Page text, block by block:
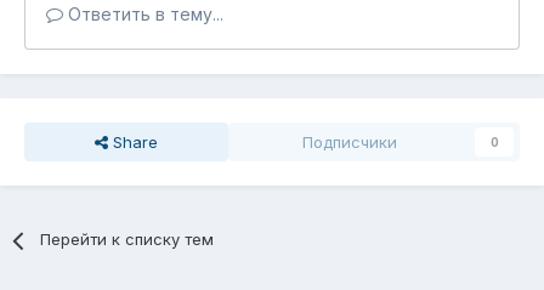
Ответить в тему...
Share Подписчики 0
Перейти к списку тем